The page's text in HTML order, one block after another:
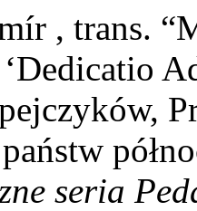
, trans.
seria